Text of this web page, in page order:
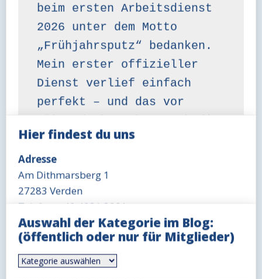
beim ersten Arbeitsdienst
2026 unter dem Motto
„Frühjahrsputz“ bedanken.
Mein erster offizieller
Dienst verlief einfach
perfekt – und das vor
hohe Beteiligung konnten
wir unglaublich viel
schaffen und erledigen.
Besonders beeindruckt hat
Gemeinschaftsgeist: Auch
wenn die ein oder andere
„Zitronenarbeit“ dabei
Hier findest du uns
Adresse
Am Dithmarsberg 1
27283 Verden
Telefon: +49 4231 3291
Öffnungszeit Büro
Mittwoch 18-19 Uhr
Öffnungszeit Gaststätte
Auswahl der Kategorie im Blog:
(öffentlich oder nur für Mitglieder)
Auswahl
der